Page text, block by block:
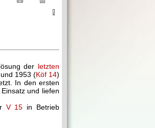
der letzten
1953 (Köf 14)
In den ersten
und liefen
V 15 in Betrieb